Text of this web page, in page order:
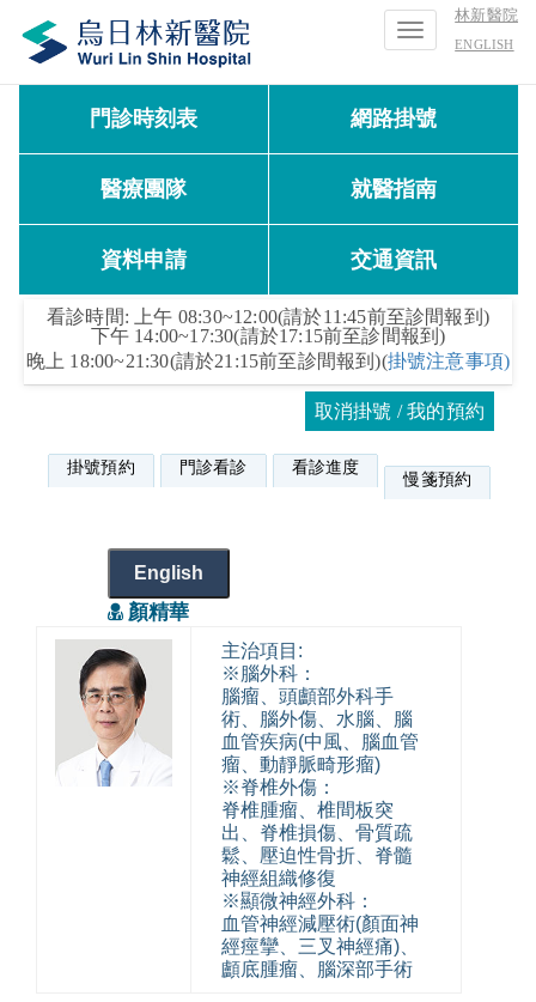
林新醫院
ENGLISH
Toggle
門診時刻表 網路掛號
醫療團隊 就醫指南
資料申請 交通資訊
看診時間: 上午 08:30~12:00(請於11:45前至診間報到)
下午 14:00~17:30(請於17:15前至診間報到)
晚上 18:00~21:30(請於21:15前至診間報到)(掛號注意事項)
取消掛號 / 我的預約
掛號預約 門診看診 看診進度
慢箋預約
English
顏精華
主治項目:
※腦外科：
腦瘤、頭顱部外科手
術、腦外傷、水腦、腦
血管疾病(中風、腦血管
瘤、動靜脈畸形瘤)
※脊椎外傷：
脊椎腫瘤、椎間板突
出、脊椎損傷、骨質疏
鬆、壓迫性骨折、脊髓
神經組織修復
※顯微神經外科：
血管神經減壓術(顏面神
經痙攣、三叉神經痛)、
顱底腫瘤、腦深部手術